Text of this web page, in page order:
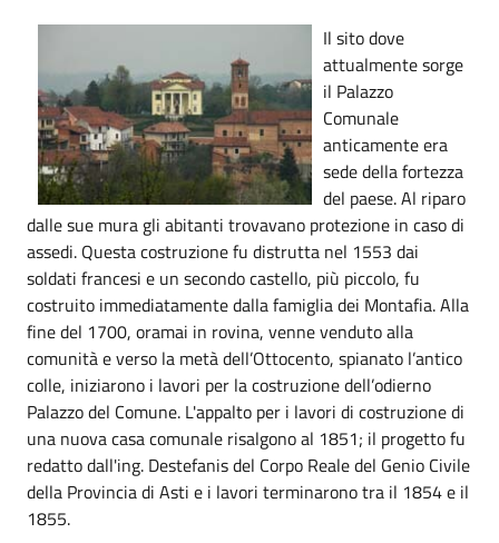
Il sito dove
attualmente sorge
il Palazzo
Comunale
anticamente era
sede della fortezza
del paese. Al riparo
dalle sue mura gli abitanti trovavano protezione in caso di
assedi. Questa costruzione fu distrutta nel 1553 dai
soldati francesi e un secondo castello, più piccolo, fu
costruito immediatamente dalla famiglia dei Montafia. Alla
fine del 1700, oramai in rovina, venne venduto alla
comunità e verso la metà dell’Ottocento, spianato l’antico
colle, iniziarono i lavori per la costruzione dell’odierno
Palazzo del Comune. L'appalto per i lavori di costruzione di
una nuova casa comunale risalgono al 1851; il progetto fu
redatto dall'ing. Destefanis del Corpo Reale del Genio Civile
della Provincia di Asti e i lavori terminarono tra il 1854 e il
1855.